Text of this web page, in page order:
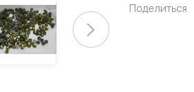
Поделиться